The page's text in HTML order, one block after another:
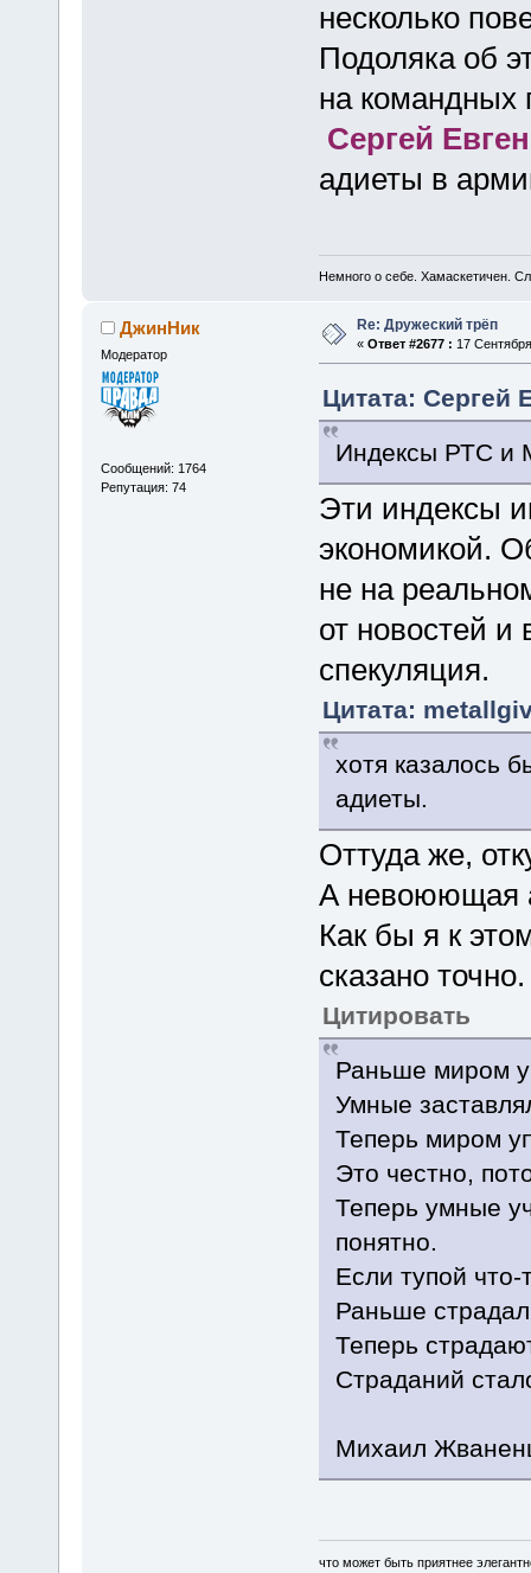
несколько
Подоляка об
на командных
Сергей
адиеты в
Немного о себе. Хамаскетичен.
ДжинНик
Модератор
Сообщений: 1764
Репутация: 74
Re: Дружеский трёп
« Ответ #2677 : 17
Цитата: Сергей
Индексы РТС
Эти индексы
экономикой.
не на
от новостей и
спекуляция.
Цитата:
хотя казалось
адиеты.
Оттуда же,
А невоюющая
Как бы я к
сказано точно.
Цитировать
Раньше миром
Умные
Теперь миром
Это честно,
Теперь умные
понятно.
Если тупой
Раньше
Теперь
Страданий
Михаил
что может быть приятнее